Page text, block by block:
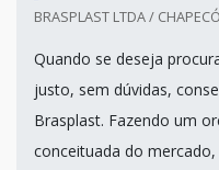
BRASPLAST LTDA /
Quando se deseja
justo, sem dúvidas,
Brasplast. Fazendo um
conceituada do